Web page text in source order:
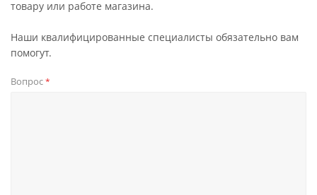
товару или работе магазина.
Наши квалифицированные специалисты обязательно вам
помогут.
Вопрос*